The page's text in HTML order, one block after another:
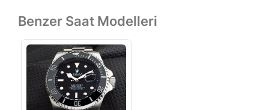
Benzer Saat Modelleri